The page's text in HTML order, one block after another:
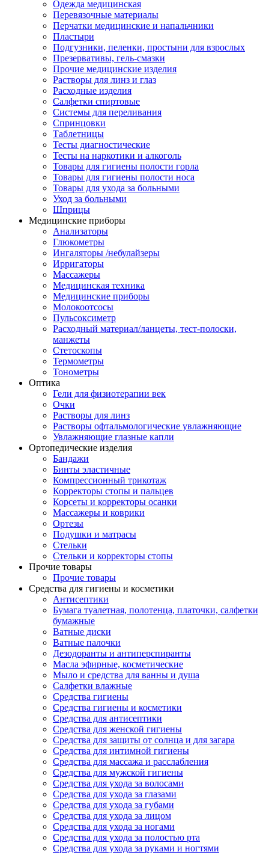
Одежда медицинская
Перевязочные материалы
Перчатки медицинские и напальчники
Пластыри
Подгузники, пеленки, простыни для взрослых
Презервативы, гель-смазки
Прочие медицинские изделия
Растворы для линз и глаз
Расходные изделия
Салфетки спиртовые
Системы для переливания
Спринцовки
Таблетницы
Тесты диагностические
Тесты на наркотики и алкоголь
Товары для гигиены полости горла
Товары для гигиены полости носа
Товары для ухода за больными
Уход за больными
Шприцы
Медицинские приборы
Анализаторы
Глюкометры
Ингаляторы /небулайзеры
Ирригаторы
Массажеры
Медицинская техника
Медицинские приборы
Молокоотсосы
Пульсоксиметр
Расходный материал/ланцеты, тест-полоски,
манжеты
Стетоскопы
Термометры
Тонометры
Оптика
Гели для физиотерапии век
Очки
Растворы для линз
Растворы офтальмологические увлажняющие
Увлажняющие глазные капли
Ортопедические изделия
Бандажи
Бинты эластичные
Компрессионный трикотаж
Корректоры стопы и пальцев
Корсеты и корректоры осанки
Массажеры и коврики
Ортезы
Подушки и матрасы
Стельки
Стельки и корректоры стопы
Прочие товары
Прочие товары
Средства для гигиены и косметики
Антисептики
Бумага туалетная, полотенца, платочки, салфетки
бумажные
Ватные диски
Ватные палочки
Дезодоранты и антиперспиранты
Масла эфирные, косметические
Мыло и средства для ванны и душа
Салфетки влажные
Средства гигиены
Средства гигиены и косметики
Средства для антисептики
Средства для женской гигиены
Средства для защиты от солнца и для загара
Средства для интимной гигиены
Средства для массажа и расслабления
Средства для мужской гигиены
Средства для ухода за волосами
Средства для ухода за глазами
Средства для ухода за губами
Средства для ухода за лицом
Средства для ухода за ногами
Средства для ухода за полостью рта
Средства для ухода за руками и ногтями